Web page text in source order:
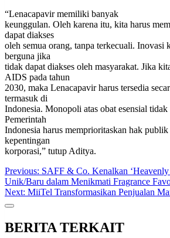
“Lenacapavir memiliki banyak
keunggulan. Oleh karena itu, kita harus
dapat diakses
oleh semua orang, tanpa terkecuali. Inovasi
berguna jika
tidak dapat diakses oleh masyarakat. Jika
AIDS pada tahun
2030, maka Lenacapavir harus tersedia
termasuk di
Indonesia. Monopoli atas obat esensial
Pemerintah
Indonesia harus memprioritaskan hak publik
kepentingan
korporasi,” tutup Aditya.
Post
navigation
Previous: SAFF & Co. Kenalkan ‘Heavenly
Unik/Baru dalam Menikmati Fragrance
Next: MiiTel Transformasikan Penjualan
BERITA TERKAIT